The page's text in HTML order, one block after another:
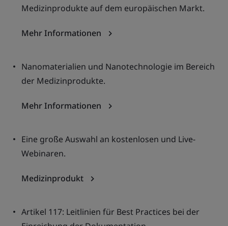
Medizinprodukte auf dem europäischen Markt.
Mehr Informationen
Nanomaterialien und Nanotechnologie im Bereich
der Medizinprodukte.
Mehr Informationen
Eine große Auswahl an kostenlosen und Live-
Webinaren.
Medizinprodukt
Artikel 117: Leitlinien für Best Practices bei der